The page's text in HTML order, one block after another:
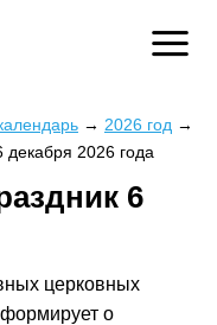
→ 2026 год →
2026 года
6
церковных
о